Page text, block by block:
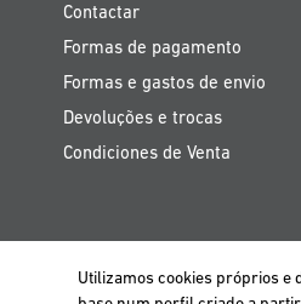
Contactar
Formas de pagamento
Formas e gastos de envio
Devoluções e trocas
Condiciones de Venta
Utilizamos cookies próprios